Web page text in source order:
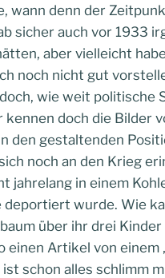
wann denn der
sicher auch vor 1933
aber vielleicht
noch nicht gut
wie weit politische
doch die Bilder
den gestaltenden
noch an den Krieg
jahrelang in einem
wurde. Wie
über ihr drei
Artikel von einem
schon alles schlimm